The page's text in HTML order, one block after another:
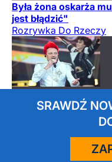
Była żona oskarża
jest błądzić"
Rozrywka Do Rzeczy
SRAWDŹ